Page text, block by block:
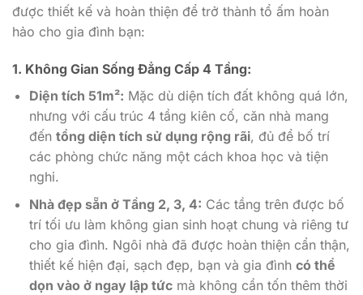
được thiết kế và hoàn thiện để trở thành tổ ấm hoàn
hảo cho gia đình bạn:
1. Không Gian Sống Đẳng Cấp 4 Tầng:
Diện tích 51m²: Mặc dù diện tích đất không quá lớn,
nhưng với cấu trúc 4 tầng kiên cố, căn nhà mang
đến tổng diện tích sử dụng rộng rãi, đủ để bố trí
các phòng chức năng một cách khoa học và tiện
nghi.
Nhà đẹp sẵn ở Tầng 2, 3, 4: Các tầng trên được bố
trí tối ưu làm không gian sinh hoạt chung và riêng tư
cho gia đình. Ngôi nhà đã được hoàn thiện cẩn thận,
thiết kế hiện đại, sạch đẹp, bạn và gia đình có thể
dọn vào ở ngay lập tứcmà không cần tốn thêm thời